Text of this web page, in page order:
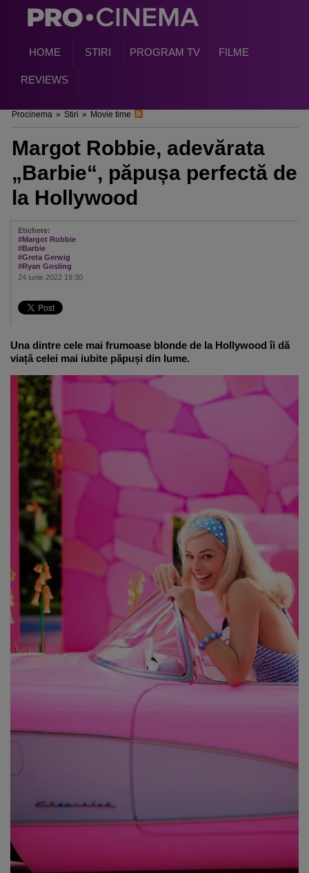
HOME STIRI PROGRAM TV FILME
REVIEWS
Procinema » Stiri » Movie time
Margot Robbie, adevărata
„Barbie“, păpușa perfectă de
la Hollywood
Etichete:
#Margot Robbie
#Barbie
#Greta Gerwig
#Ryan Gosling
24 iunie 2022 19:30
Una dintre cele mai frumoase blonde de la Hollywood îi dă
viață celei mai iubite păpuși din lume.